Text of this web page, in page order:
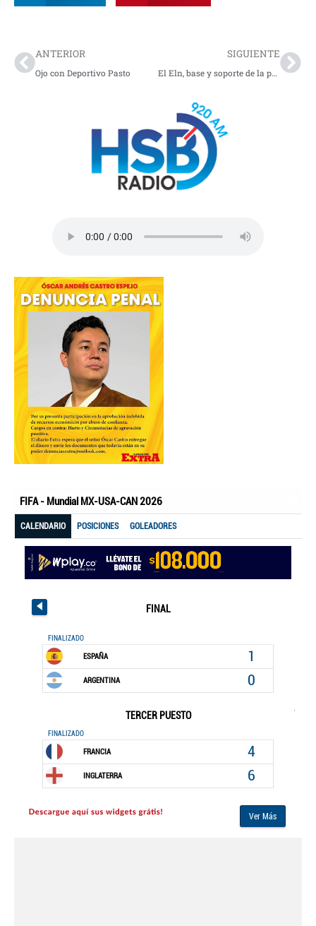
ANTERIOR
Ojo con Deportivo Pasto
SIGUIENTE
El Eln, base y soporte de la paz total